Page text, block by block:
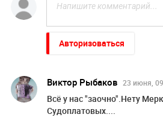
Авторизоваться
Виктор Рыбаков 23 июня,
Всё у нас "заочно".Нету
Судоплатовых....